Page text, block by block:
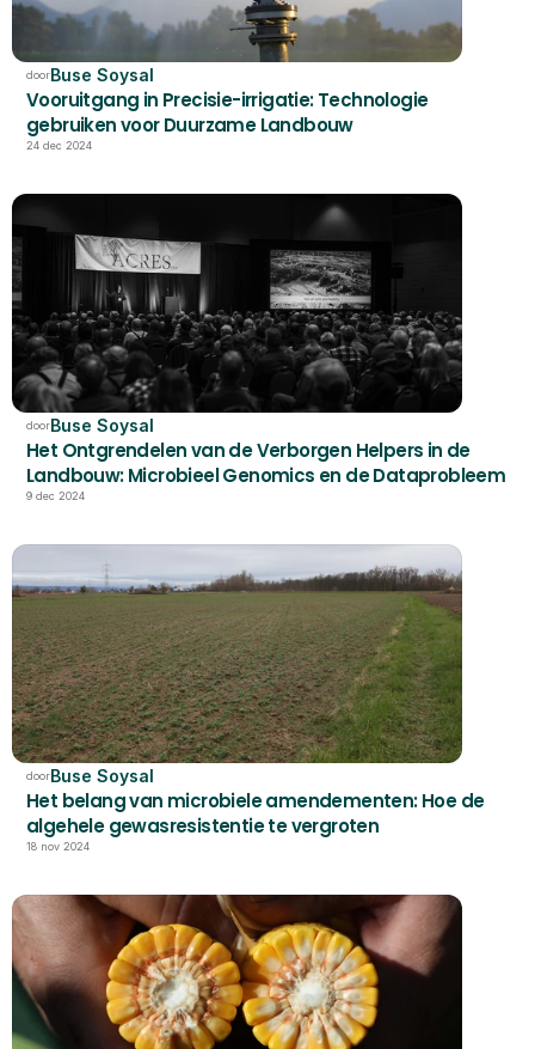
doorBuse Soysal
Vooruitgang in Precisie-irrigatie: Technologie
gebruiken voor Duurzame Landbouw
24 dec 2024
doorBuse Soysal
Het Ontgrendelen van de Verborgen Helpers in de
Landbouw: Microbieel Genomics en de Dataprobleem
9 dec 2024
doorBuse Soysal
Het belang van microbiele amendementen: Hoe de
algehele gewasresistentie te vergroten
18 nov 2024